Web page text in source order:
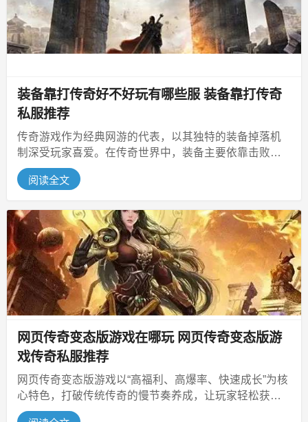
装备靠打传奇好不好玩有哪些服 装备靠打传奇
私服推荐
传奇游戏作为经典网游的代表，以其独特的装备掉落机
制深受玩家喜爱。在传奇世界中，装备主要依靠击败怪
物获得，这种“装备靠打”的核心玩...
阅读全文
网页传奇变态版游戏在哪玩 网页传奇变态版游
戏传奇私服推荐
网页传奇变态版游戏以“高福利、高爆率、快速成长”为核
心特色，打破传统传奇的慢节奏养成，让玩家轻松获取
极品装备、解锁强力技能，享受...